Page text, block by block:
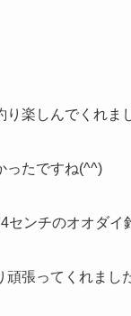
楽しんでくれま
ったですね(^^)
センチのオオダイ
頑張ってくれまし